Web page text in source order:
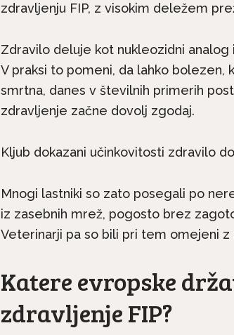
zdravljenju FIP, z visokim deležem
Zdravilo deluje kot nukleozidni analog
V praksi to pomeni, da lahko bolezen,
smrtna, danes v številnih primerih
zdravljenje začne dovolj zgodaj.
Kljub dokazani učinkovitosti zdravilo
Mnogi lastniki so zato posegali po
iz zasebnih mrež, pogosto brez
Veterinarji pa so bili pri tem omejeni z
Katere evropske
zdravljenje FIP?
Neverjetna mačja
zobje